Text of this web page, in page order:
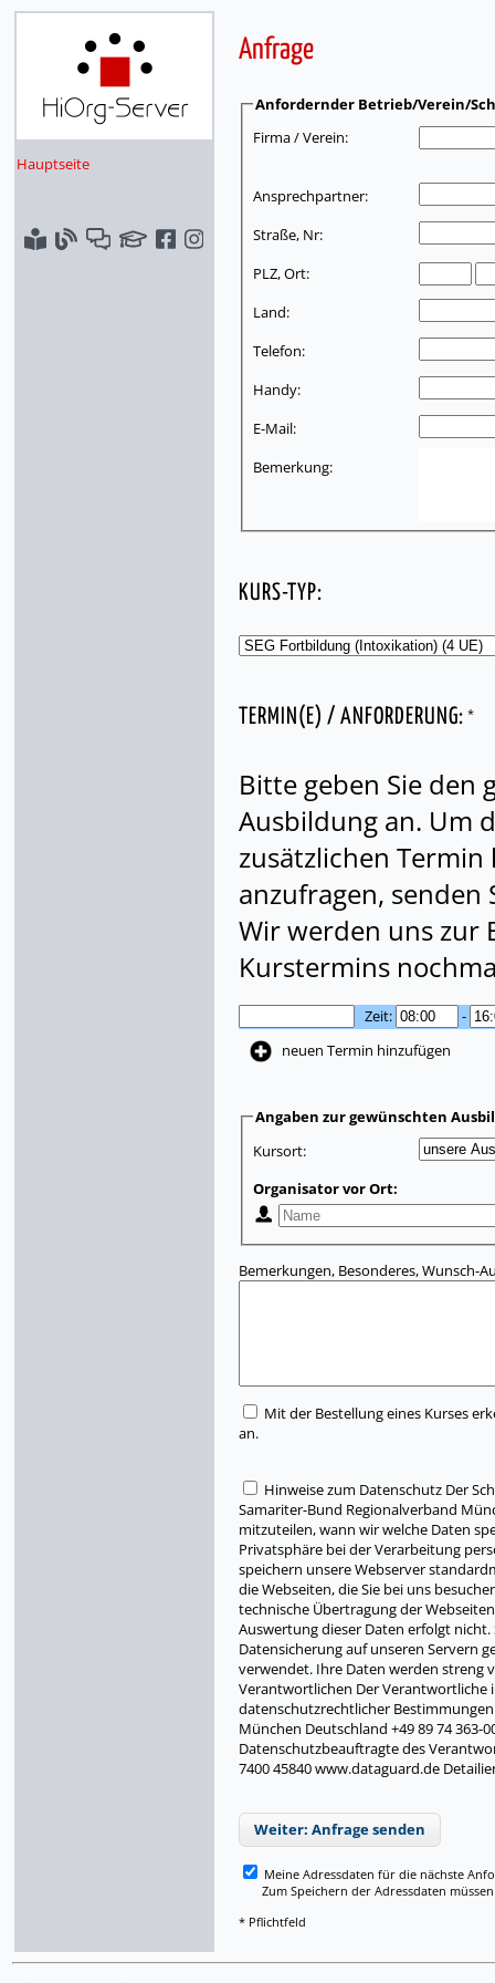
Hauptseite
Anfrage
Anfordernder Betrieb/Verein/
Firma / Verein:
Ansprechpartner:
Straße, Nr:
PLZ, Ort:
Land:
Telefon:
Handy:
E-Mail:
Bemerkung:
KURS-TYP:
TERMIN(E) / ANFORDERUNG: *
Bitte geben Sie den
Ausbildung an. Um
zusätzlichen
anzufragen, senden
Wir werden uns zur
Kurstermins
Zeit:
-
neuen Termin hinzufügen
Angaben zur gewünschten
Kursort:
Organisator vor Ort:
Bemerkungen, Besonderes, Wunsch-
Mit der Bestellung eines Kurses
an.
Hinweise zum Datenschutz Der
Samariter-Bund Regionalverband
mitzuteilen, wann wir welche Daten
Privatsphäre bei der Verarbeitung
speichern unsere Webserver
die Webseiten, die Sie bei uns
technische Übertragung der
Auswertung dieser Daten erfolgt
Datensicherung auf unseren Servern
verwendet. Ihre Daten werden streng
Verantwortlichen Der Verantwortliche
datenschutzrechtlicher
München Deutschland +49 89 74
Datenschutzbeauftragte des
7400 45840 www.dataguard.de
Weiter: Anfrage senden
Meine Adressdaten für die nächste
Zum Speichern der Adressdaten müssen
* Pflichtfeld